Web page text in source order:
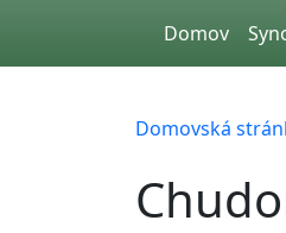
Domov
Domovská